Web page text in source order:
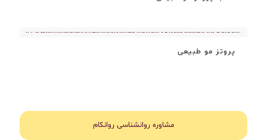
پروتز مو طبیعی
مشاوره روانشناسی روانکام